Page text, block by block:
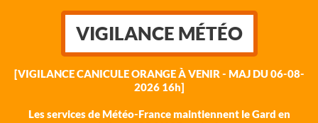
VIGILANCE MÉTÉO
[VIGILANCE CANICULE ORANGE À VENIR - MAJ DU 06-08-
2026 16h]
Les services de Météo-France maintiennent le Gard en